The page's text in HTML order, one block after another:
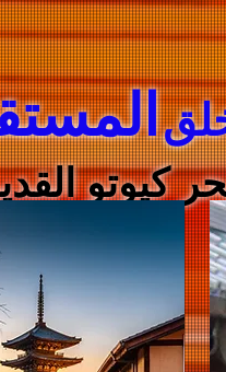
كيوتو